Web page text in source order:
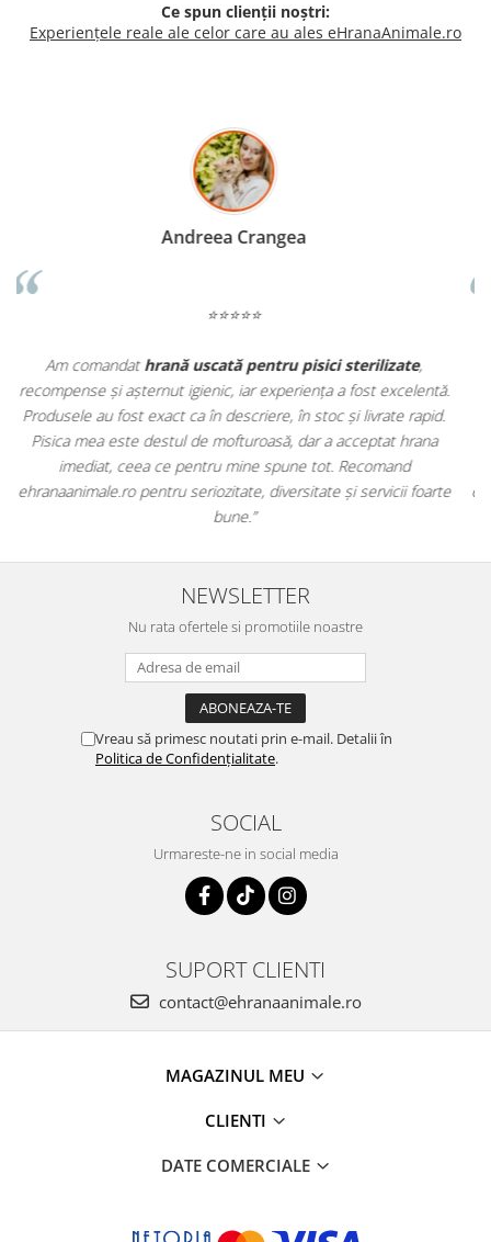
Ce spun clienții noștri:
Experiențele reale ale celor care au ales eHranaAnimale.ro
Madalina Stancea
⭐⭐⭐⭐⭐
Apreciez foarte mult faptul că peehranaanimale.rogăsesc nu
doar hrană, ci și produse dinfarmacia veterinară:
antiparazitare, suplimente și soluții de îngrijire. Este foarte
comod să pot comanda tot ce am nevoie pentru animalul meu
dintr-un singur loc. Livrarea a fost rapidă, iar produsele au fost
originale și în termen. Magazin serios, bine organizat și foarte util
pentru orice stăpân de animale.
NEWSLETTER
Nu rata ofertele si promotiile noastre
Vreau să primesc noutati prin e-mail. Detalii în
Politica de Confidențialitate.
SOCIAL
Urmareste-ne in social media
SUPORT CLIENTI
contact@ehranaanimale.ro
MAGAZINUL MEU
CLIENTI
DATE COMERCIALE